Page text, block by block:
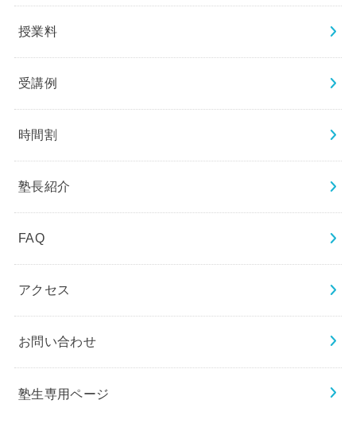
授業料
受講例
時間割
塾長紹介
FAQ
アクセス
お問い合わせ
塾生専用ページ